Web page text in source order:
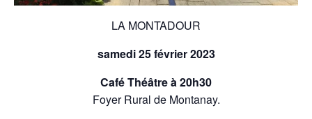
LA MONTADOUR
samedi 25 février 2023
Café Théâtre à 20h30
Foyer Rural de Montanay.